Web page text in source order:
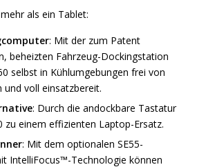
als ein Tablet:
: Mit der zum Patent
beheizten Fahrzeug-Dockingstation
selbst in Kühlumgebungen frei von
und voll einsatzbereit.
: Durch die andockbare Tastatur
zu einem effizienten Laptop-Ersatz.
: Mit dem optionalen SE55-
IntelliFocus™-Technologie können